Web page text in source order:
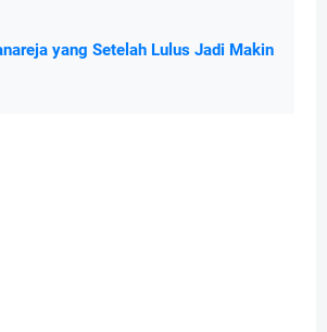
yang Setelah Lulus Jadi Makin